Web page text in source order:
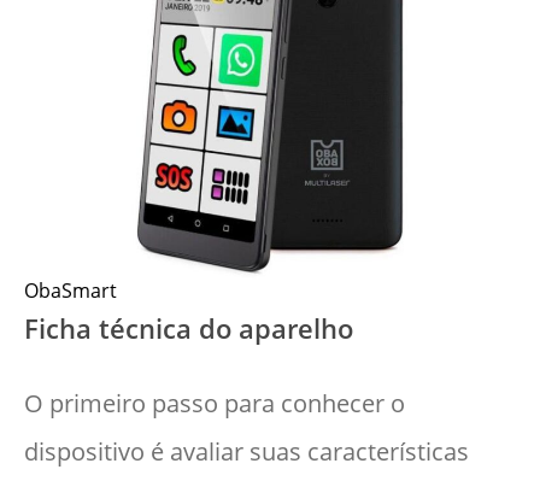
ObaSmart
Ficha técnica do aparelho
O primeiro passo para conhecer o
dispositivo é avaliar suas características